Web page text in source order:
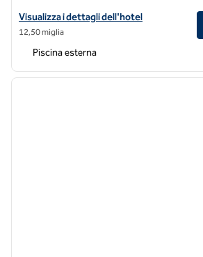
Visualizza i dettagli dell'hotel DoubleTree
Visualizza i dettagli dell'hotel
12,50 miglia
Piscina esterna
1 di 12